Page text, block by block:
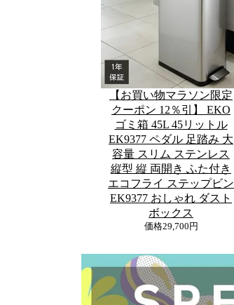
【お買い物マラソン限定
クーポン 12％引】 EKO
ゴミ箱 45L 45リットル
EK9377 ペダル 足踏み 大
容量 スリム ステンレス
縦型 縦 両開き ふた付き
エコフライ ステップビン
EK9377 おしゃれ ダスト
ボックス
価格29,700円